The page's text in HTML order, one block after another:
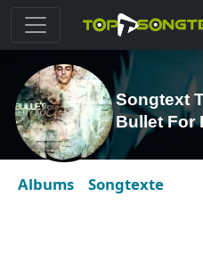
Songtext
Bullet For
Albums Songtexte